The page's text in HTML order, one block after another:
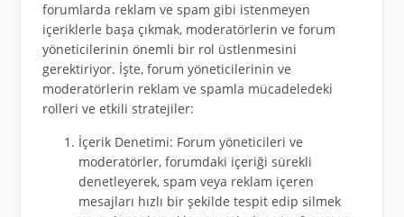
forumlarda reklam ve spam gibi istenmeyen
içeriklerle başa çıkmak, moderatörlerin ve forum
yöneticilerinin önemli bir rol üstlenmesini
gerektiriyor. İşte, forum yöneticilerinin ve
moderatörlerin reklam ve spamla mücadeledeki
rolleri ve etkili stratejiler:
İçerik Denetimi: Forum yöneticileri ve
moderatörler, forumdaki içeriği sürekli
denetleyerek, spam veya reklam içeren
mesajları hızlı bir şekilde tespit edip silmek